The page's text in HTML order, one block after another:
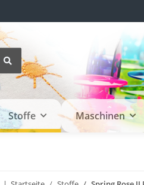
Stoffe Maschinen